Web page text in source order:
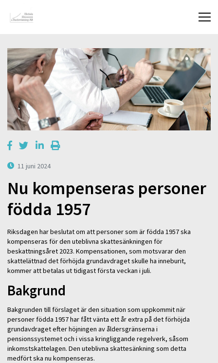
11 juni 2024
Nu kompenseras personer
födda 1957
Riksdagen har beslutat om att personer som är födda 1957 ska
kompenseras för den uteblivna skattesänkningen för
beskattningsåret 2023. Kompensationen, som motsvarar den
skattelättnad det förhöjda grundavdraget skulle ha inneburit,
kommer att betalas ut tidigast första veckan i juli.
Bakgrund
Bakgrunden till förslaget är den situation som uppkommit när
personer födda 1957 har fått vänta ett år extra på det förhöjda
grundavdraget efter höjningen av åldersgränserna i
pensionssystemet och i vissa kringliggande regelverk, såsom
inkomstskattelagen. Den uteblivna skattesänkning som detta
medfört ska nu kompenseras.